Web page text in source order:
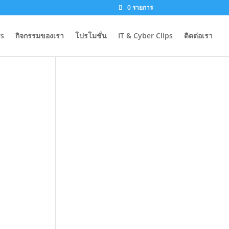
0 รายการ
กิจกรรมของเรา โปรโมชั่น IT & Cyber Clips ติดต่อเรา